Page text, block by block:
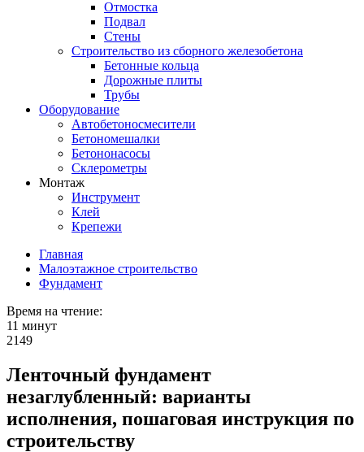
Отмостка
Подвал
Стены
Строительство из сборного железобетона
Бетонные кольца
Дорожные плиты
Трубы
Оборудование
Автобетоносмесители
Бетономешалки
Бетононасосы
Склерометры
Монтаж
Инструмент
Клей
Крепежи
Главная
Малоэтажное строительство
Фундамент
Время на чтение:
11 минут
2149
Ленточный фундамент
незаглубленный: варианты
исполнения, пошаговая инструкция по
строительству